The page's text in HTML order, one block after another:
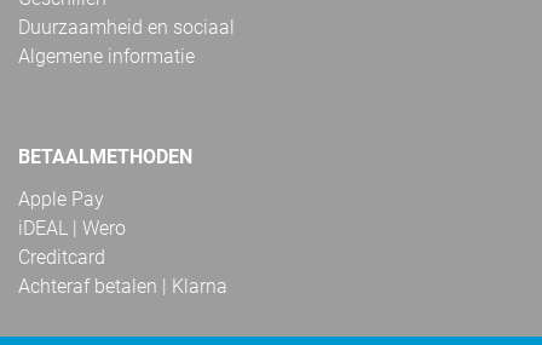
Duurzaamheid en sociaal
Algemene informatie
BETAALMETHODEN
Apple Pay
iDEAL | Wero
Creditcard
Achteraf betalen | Klarna